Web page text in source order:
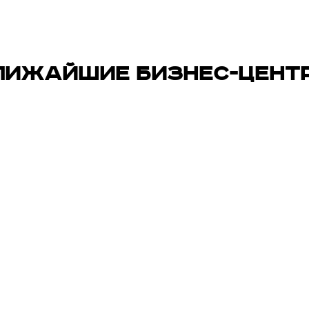
БИЗНЕС-